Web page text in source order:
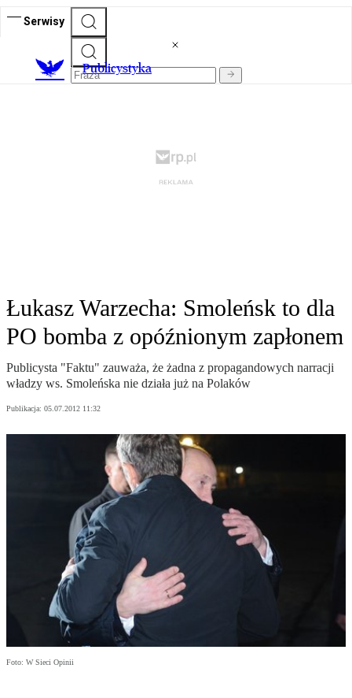
Serwisy
Publicystyka
Łukasz Warzecha: Smoleńsk to dla
PO bomba z opóźnionym zapłonem
Publicysta "Faktu" zauważa, że żadna z propagandowych narracji
władzy ws. Smoleńska nie działa już na Polaków
Publikacja: 05.07.2012 11:32
Foto: W Sieci Opinii